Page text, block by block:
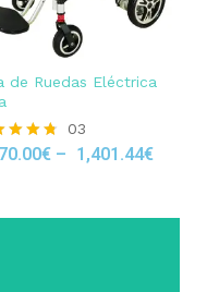
de Ruedas Eléctrica
03
€ – 1,401.44€